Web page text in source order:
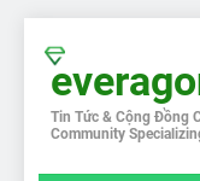
content
Tin Tức & Cộng Đồng
Community